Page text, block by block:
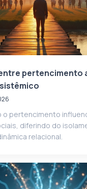
pertencimento
o pertencimento
diferindo do
relacional.